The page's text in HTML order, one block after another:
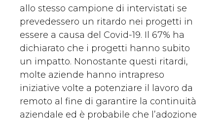
allo stesso campione di intervistati se
prevedessero un ritardo nei progetti in
essere a causa del Covid-19. Il 67% ha
dichiarato che i progetti hanno subito
un impatto. Nonostante questi ritardi,
molte aziende hanno intrapreso
iniziative volte a potenziare il lavoro da
remoto al fine di garantire la continuità
aziendale ed è probabile che l’adozione